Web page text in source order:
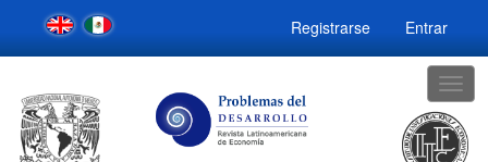
Navegación
principal
Contenido
Barra
lateral
Registrarse Entrar